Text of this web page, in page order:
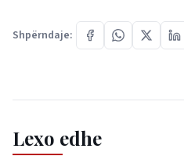
Shpërndaje:
Lexo edhe